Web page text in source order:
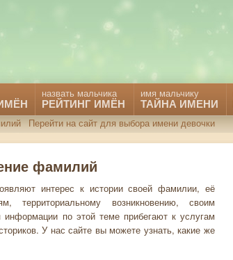
назвать мальчика
РЕЙТИНГ ИМЁН
имя мальчику
ТАЙНА ИМЕНИ
Перейти на сайт для выбора имени девочки
фамилий
интерес к истории своей фамилии, её
территориальному возникновению, своим
по этой теме прибегают к услугам
У нас сайте вы можете узнать, какие же